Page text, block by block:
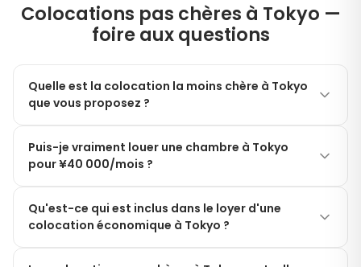
Colocations pas chères à Tokyo —
foire aux questions
Quelle est la colocation la moins chère à Tokyo
que vous proposez ?
de Modern Living Tokyo commencent autour de ¥40
000/mois, entièrement meublées, avec charges et
se trouvent dans les arrondissements de Nakano,
Toshima, Suginami, Nerima et Bunkyo.
Puis-je vraiment louer une chambre à Tokyo
pour ¥40 000/mois ?
chères commencent réellement à ¥40 000/mois
tout compris. Vous obtenez une chambre privée
Qu'est-ce qui est inclus dans le loyer d'une
colocation économique à Tokyo ?